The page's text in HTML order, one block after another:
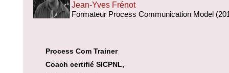
Jean-Yves Frénot
Formateur Process Communication Model
Process Com Trainer
Coach certifié SICPNL,